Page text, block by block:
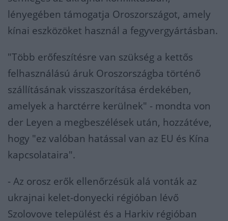
lényegében támogatja Oroszországot, amely
kínai eszközöket használ a fegyvergyártásban.
"Több erőfeszítésre van szükség a kettős
felhasználású áruk Oroszországba történő
szállításának visszaszorítása érdekében,
amelyek a harctérre kerülnek" - mondta von
der Leyen a megbeszélések után, hozzátéve,
hogy "ez valóban hatással van az EU és Kína
kapcsolataira".
- Az orosz erők ellenőrzésük alá vonták az
ukrajnai kelet-donyecki régióban lévő
Szolovove települést és a Harkiv régióban